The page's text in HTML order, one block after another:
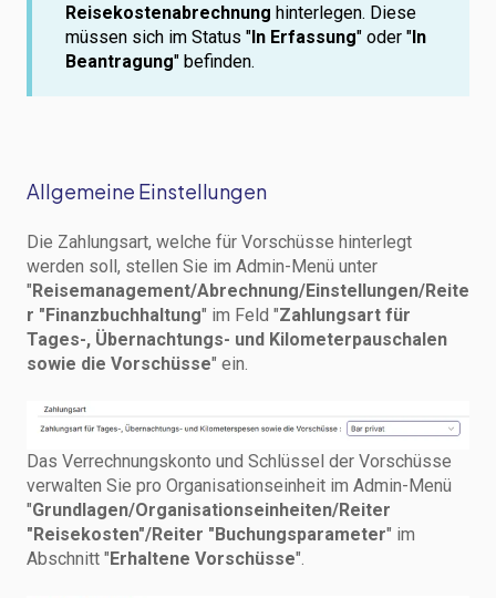
Reisekostenabrechnung hinterlegen. Diese
müssen sich im Status "In Erfassung" oder "In
Beantragung" befinden.
Allgemeine Einstellungen
Die Zahlungsart, welche für Vorschüsse hinterlegt
werden soll, stellen Sie im Admin-Menü unter
"Reisemanagement/Abrechnung/Einstellungen/Reite
r "Finanzbuchhaltung" im Feld "Zahlungsart für
Tages-, Übernachtungs- und Kilometerpauschalen
sowie die Vorschüsse" ein.
Das Verrechnungskonto und Schlüssel der Vorschüsse
verwalten Sie pro Organisationseinheit im Admin-Menü
"Grundlagen/Organisationseinheiten/Reiter
"Reisekosten"/Reiter "Buchungsparameter" im
Abschnitt "Erhaltene Vorschüsse".